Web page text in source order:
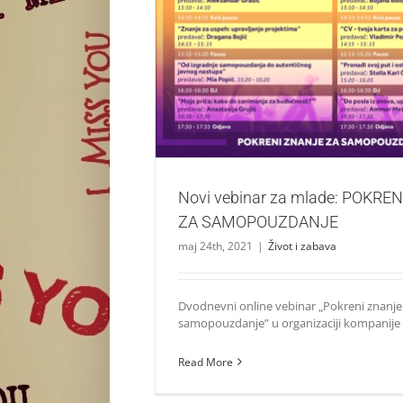
Novi vebinar za mlade: POKRENI
SAMOPOUZDANJE
Život i zabava
Novi vebinar za mlade:
ZA SAMOPOUZDANJE
maj 24th, 2021 | Život i zabava
Dvodnevni online vebinar „Pokreni znanje
samopouzdanje” u organizaciji kompanije
Read More